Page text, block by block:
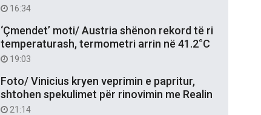
16:34
‘Çmendet’ moti/ Austria shënon rekord të ri
temperaturash, termometri arrin në 41.2°C
19:03
Foto/ Vinicius kryen veprimin e papritur,
shtohen spekulimet për rinovimin me Realin
21:14